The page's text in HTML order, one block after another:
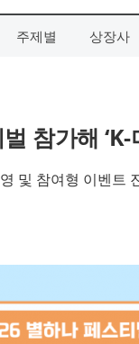
주제별 상장사
참가해 ‘K-
및 참여형 이벤트